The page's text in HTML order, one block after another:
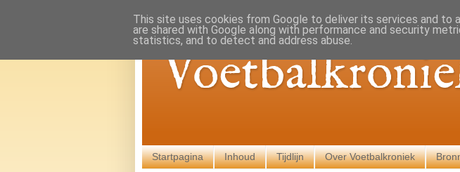
Startpagina Inhoud Tijdlijn Over Voetbalkroniek
This site uses cookies from Google to deliver its services and to
are shared with Google along with performance and security
statistics, and to detect and address abuse.